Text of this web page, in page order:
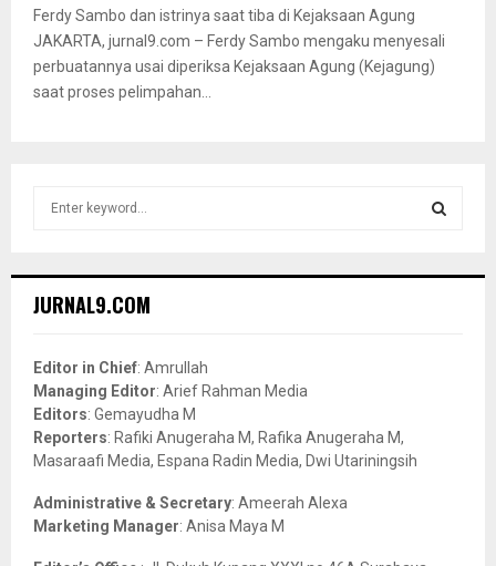
Ferdy Sambo dan istrinya saat tiba di Kejaksaan Agung
JAKARTA, jurnal9.com – Ferdy Sambo mengaku menyesali
perbuatannya usai diperiksa Kejaksaan Agung (Kejagung)
saat proses pelimpahan...
h
o
r
:
JURNAL9.COM
Editor in Chief: Amrullah
Managing Editor: Arief Rahman Media
Editors: Gemayudha M
Reporters: Rafiki Anugeraha M, Rafika Anugeraha M,
Masaraafi Media, Espana Radin Media, Dwi Utariningsih
Administrative & Secretary: Ameerah Alexa
Marketing Manager: Anisa Maya M